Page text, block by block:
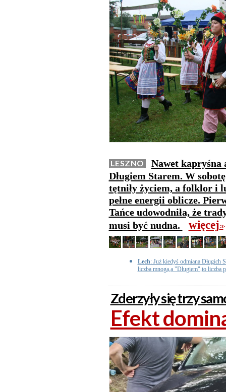
LESZNO
Nawet kapryśna
Długiem Starem. W
tętniły życiem, a folklor i
pełne energii oblicze.
Tańce udowodniła, że
musi być nudna.
więcej>>
Lech: Już kiedyś odmiana Długich
liczba mnoga,a "Długiem",to liczba
Zderzyły się trzy
Efekt